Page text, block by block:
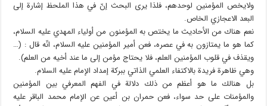
ولايخص المؤمنين لوحدهم، فلذا يرى البحث إنّ في هذا الملحظ إشارة إلى
البعد الاعجازي الخاص.
نعم هناك من الأحاديث ما يختص به المؤمنون من أولياء المهدي عليه السلام،
كما هو ما يمتازون به في عصره، فعن أمير المؤمنين عليه السلام، انّه قال : (…
ويقذف في قلوب المؤمنين العلم، فلا يحتاج مؤمن إلى ما عند أخيه من العلم).
وهي ظاهرة فريدة بالاكتفاء العلمي الذاتي ببركة إمداد الإمام عليه السلام.
بل هنالك ما هو أعظم من ذلك دلالة في الفهم المعرفي بين المؤمنين
والمؤمنات على حد سواء، فعن حمران بن أعين عن الإمام محمد الباقر عليه